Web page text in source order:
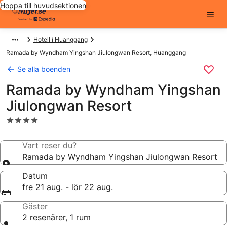
Hoppa till huvudsektionen
Hotell i Huanggang
Ramada by Wyndham Yingshan Jiulongwan Resort, Huanggang
Se alla boenden
Ramada by Wyndham Yingshan
Jiulongwan Resort
4.0-
boendeVart reser du?
Ramada by Wyndham Yingshan Jiulongwan Resort
Datum
fre 21 aug. - lör 22 aug.
Gäster
2 resenärer, 1 rum